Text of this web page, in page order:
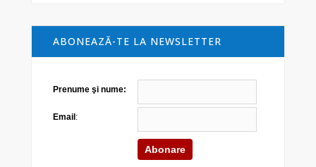
ABONEAZĂ-TE LA NEWSLETTER
Prenume şi nume:
Email :